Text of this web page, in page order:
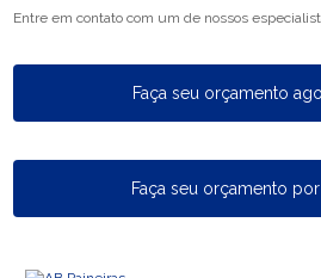
Entre em contato com um de nossos
Faça seu orçamento
Faça seu orçamento